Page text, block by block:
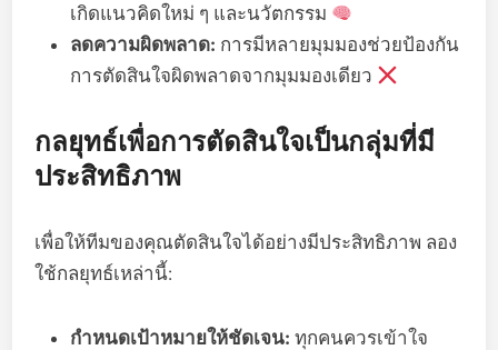
เกิดแนวคิดใหม่ ๆ และนวัตกรรม
ลดความผิดพลาด: การมีหลายมุมมองช่วยป้องกัน
การตัดสินใจผิดพลาดจากมุมมองเดียว
กลยุทธ์เพื่อการตัดสินใจเป็นกลุ่มที่มี
ประสิทธิภาพ
เพื่อให้ทีมของคุณตัดสินใจได้อย่างมีประสิทธิภาพ ลอง
ใช้กลยุทธ์เหล่านี้:
กำหนดเป้าหมายให้ชัดเจน: ทุกคนควรเข้าใจ